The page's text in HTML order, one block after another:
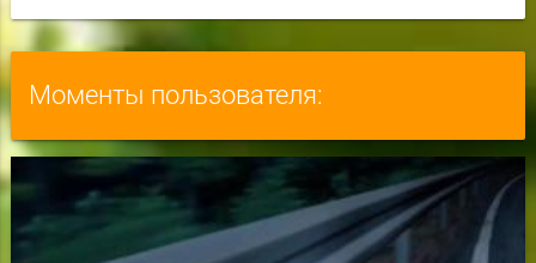
Моменты пользователя: